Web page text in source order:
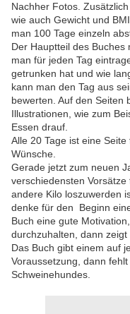
Nachher Fotos.
wie auch Gewicht und
man 100 Tage einzeln
Der Hauptteil des
man für jeden Tag
getrunken hat und wie
kann man den Tag aus
bewerten. Auf den Seiten
Illustrationen, wie zum
Essen drauf.
Alle 20 Tage ist eine
Wünsche.
Gerade jetzt zum neuen
verschiedensten
andere Kilo loszuwerden
denke für den Beginn
Buch eine gute
durchzuhalten, dann
Das Buch gibt einem auf
Voraussetzung, dann
Schweinehundes.